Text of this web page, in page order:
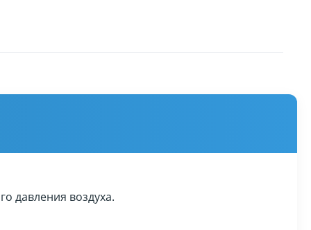
давления воздуха.